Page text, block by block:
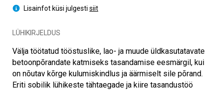
Lisainfot küsi julgesti siit
LÜHIKIRJELDUS
Välja töötatud tööstuslike, lao- ja muude üldkasutatavate
betoonpõrandate katmiseks tasandamise eesmärgil, kui
on nõutav kõrge kulumiskindlus ja äärmiselt sile põrand.
Eriti sobilik lühikeste tähtaegade ja kiire tasandustöö